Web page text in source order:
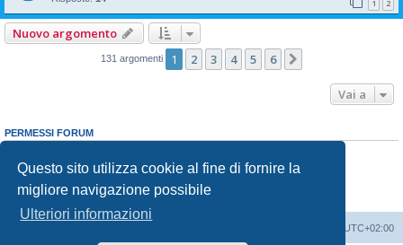
Questo sito utilizza cookie al fine di fornire la
migliore navigazione possibile
Ulteriori informazioni
1 2
Nuovo argomento
131 argomenti 1 2 3 4 5 6
Vai a
PERMESSI FORUM
Non puoirispondere negli argomenti
Non puoimodificare i tuoi messaggi
Non puoicancellare i tuoi messaggi
Non puoi
inviare allegati
UTC+02:00